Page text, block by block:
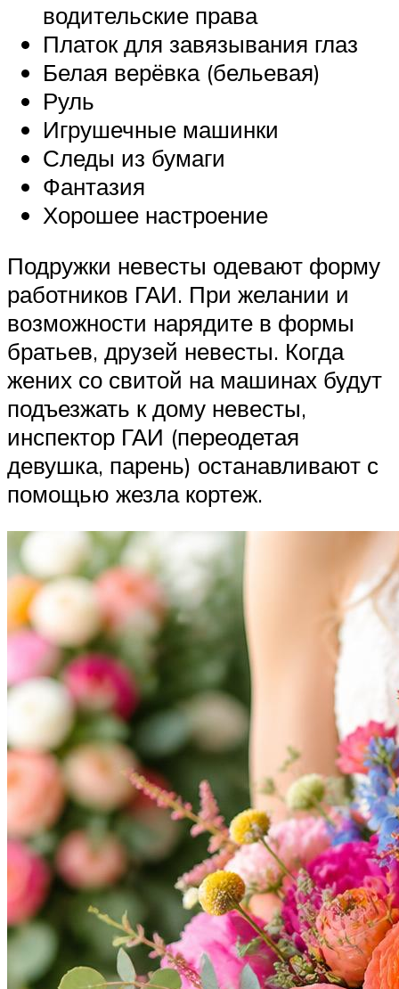
водительские права
Платок для завязывания глаз
Белая верёвка (бельевая)
Руль
Игрушечные машинки
Следы из бумаги
Фантазия
Хорошее настроение
Подружки невесты одевают форму
работников ГАИ. При желании и
возможности нарядите в формы
братьев, друзей невесты. Когда
жених со свитой на машинах будут
подъезжать к дому невесты,
инспектор ГАИ (переодетая
девушка, парень) останавливают с
помощью жезла кортеж.